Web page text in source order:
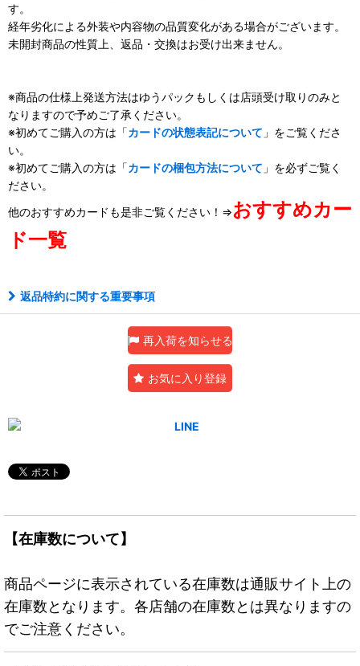
す。
経年劣化による外装や内容物の品質変化がある場合がございます。
未開封商品の性質上、返品・交換はお受け出来ません。
※商品の仕様上発送方法はゆうパックもしくは店頭受け取りのみと
なりますので予めご了承ください。
※初めてご購入の方は「カードの状態表記について 」をご覧くださ
い。
※初めてご購入の方は「カードの梱包方法について 」を必ずご覧く
ださい。
他のおすすめカードも是非ご覧ください！⇒おすすめカー
ド一覧
返品特約に関する重要事項
再入荷を知らせる
お気に入り登録
【在庫数について】
商品ページに表示されている在庫数は通販サイト上の
在庫数となります。各店舗の在庫数とは異なりますの
でご注意ください。